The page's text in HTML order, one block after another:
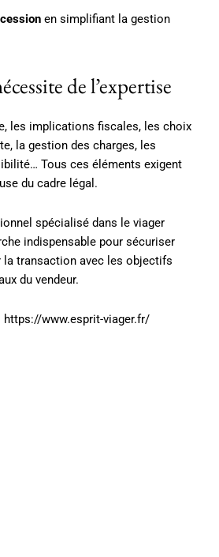
en simplifiant la gestion
de l’expertise
les implications fiscales, les choix
la gestion des charges, les
Tous ces éléments exigent
du cadre légal.
spécialisé dans le viager
indispensable pour sécuriser
la transaction avec les objectifs
du vendeur.
https://www.esprit-viager.fr/